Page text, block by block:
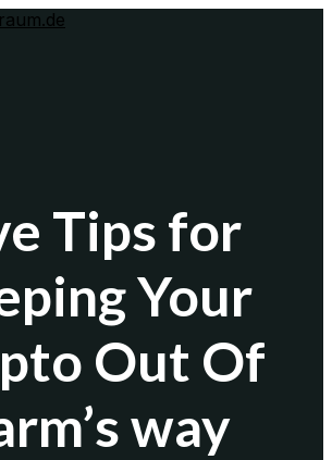
Tips for
Your
Out Of
way